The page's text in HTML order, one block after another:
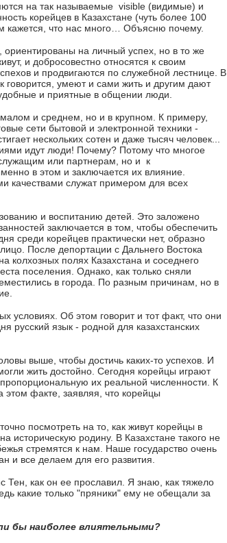
на так называемые visible (видимые) и
корейцев в Казахстане (чуть более 100
кажется, что нас много… Объясню почему.
на личный успех, но в то же
и добросовестно относятся к своим
и продвигаются по служебной лестнице. В
говорится, умеют и сами жить и другим дают
и приятные в общении люди.
и среднем, но и в крупном. К примеру,
сети бытовой и электронной техники -
нескольких сотен и даже тысяч человек...
идут люди! Почему? Потому что многое
служащим или партнерам, но и к
в этом и заключается их влияние.
качествами служат примером для всех
и воспитанию детей. Это заложено
заключается в том, чтобы обеспечить
среди корейцев практически нет, образно
После депортации с Дальнего Востока
колхозных полях Казахстана и соседнего
поселения. Однако, как только сняли
в города. По разным причинам, но в
условиях. Об этом говорит и тот факт, что они
русский язык - родной для казахстанских
выше, чтобы достичь каких-то успехов. И
жить достойно. Сегодня корейцы играют
их реальной численности. К
факте, заявляя, что корейцы
посмотреть на то, как живут корейцы в
историческую родину. В Казахстане такого не
стремятся к нам. Наше государство очень
и все делаем для его развития.
Тен, как он ее прославил. Я знаю, как тяжело
какие только "пряники" ему не обещали за
бы наиболее влиятельными?